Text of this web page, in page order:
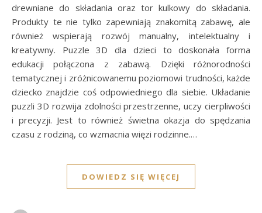
drewniane do składania oraz tor kulkowy do składania.
Produkty te nie tylko zapewniają znakomitą zabawę, ale
również wspierają rozwój manualny, intelektualny i
kreatywny. Puzzle 3D dla dzieci to doskonała forma
edukacji połączona z zabawą. Dzięki różnorodności
tematycznej i zróżnicowanemu poziomowi trudności, każde
dziecko znajdzie coś odpowiedniego dla siebie. Układanie
puzzli 3D rozwija zdolności przestrzenne, uczy cierpliwości
i precyzji. Jest to również świetna okazja do spędzania
czasu z rodziną, co wzmacnia więzi rodzinne.…
DOWIEDZ SIĘ WIĘCEJ